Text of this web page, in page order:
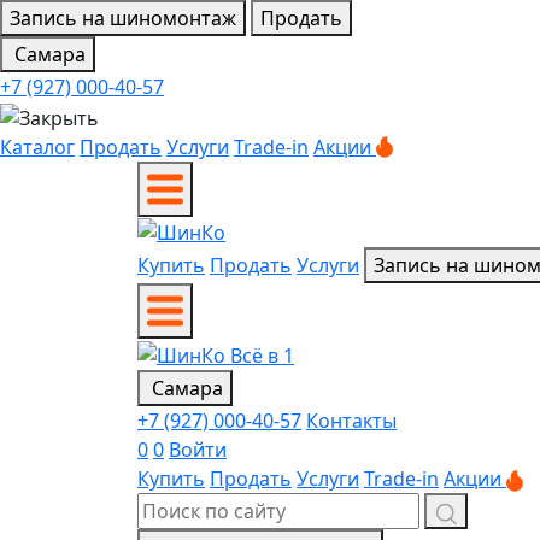
Запись на шиномонтаж
Продать
Самара
+7 (927) 000-40-57
Каталог Продать Услуги Trade-in Акции
Купить Продать Услуги Запись на
Самара
+7 (927) 000-40-57 Контакты
00 Войти
Купить Продать Услуги Trade-in Акции